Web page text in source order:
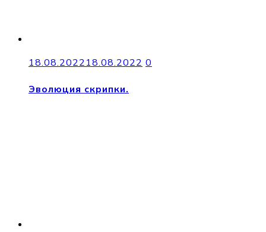
18.08.202218.08.2022 0
Эволюция скрипки.